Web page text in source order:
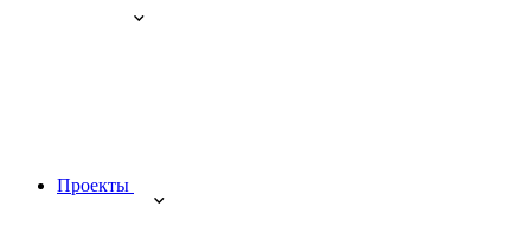
Проекты